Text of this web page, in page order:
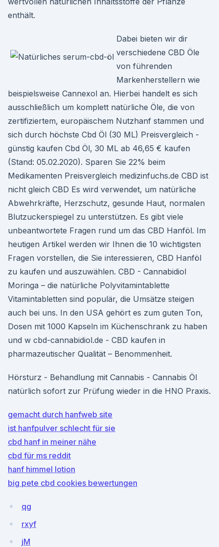
enthält.
Dabei bieten wir dir
verschiedene CBD Öle
von führenden
Markenherstellern wie
beispielsweise Cannexol an. Hierbei handelt es sich
ausschließlich um komplett natürliche Öle, die von
zertifiziertem, europäischem Nutzhanf stammen und
sich durch höchste Cbd Öl (30 ML) Preisvergleich -
günstig kaufen Cbd Öl, 30 ML ab 46,65 € kaufen
(Stand: 05.02.2020). Sparen Sie 22% beim
Medikamenten Preisvergleich medizinfuchs.de CBD ist
nicht gleich CBD Es wird verwendet, um natürliche
Abwehrkräfte, Herzschutz, gesunde Haut, normalen
Blutzuckerspiegel zu unterstützen. Es gibt viele
unbeantwortete Fragen rund um das CBD Hanföl. Im
heutigen Artikel werden wir Ihnen die 10 wichtigsten
Fragen vorstellen, die Sie interessieren, CBD Hanföl
zu kaufen und auszuwählen. CBD - Cannabidiol
Moringa – die natürliche Polyvitamintablette
Vitamintabletten sind populär, die Umsätze steigen
auch bei uns. In den USA gehört es zum guten Ton,
Dosen mit 1000 Kapseln im Küchenschrank zu haben
und w cbd-cannabidiol.de - CBD kaufen in
pharmazeutischer Qualität – Benommenheit.
Hörsturz - Behandlung mit Cannabis - Cannabis Öl
natürlich sofort zur Prüfung wieder in die HNO Praxis.
gemacht durch hanfweb site
ist hanfpulver schlecht für sie
cbd hanf in meiner nähe
cbd für ms reddit
hanf himmel lotion
big pete cbd cookies bewertungen
qg
rxyf
jM